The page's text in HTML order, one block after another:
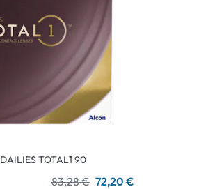
DAILIES TOTAL1 90
83,28 € 72,20 €